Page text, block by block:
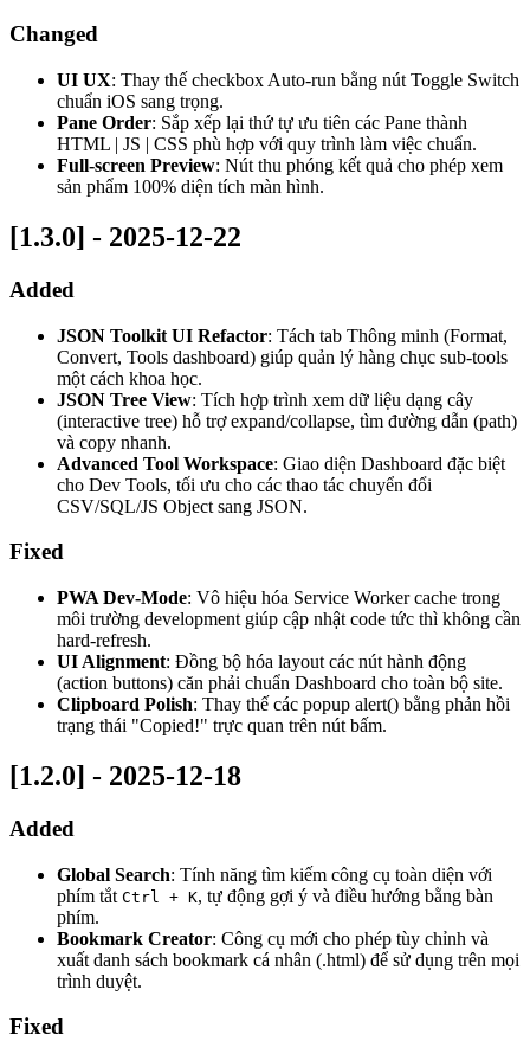
Changed
UI UX: Thay thế checkbox Auto-run bằng nút Toggle Switch
chuẩn iOS sang trọng.
Pane Order: Sắp xếp lại thứ tự ưu tiên các Pane thành
HTML | JS | CSS phù hợp với quy trình làm việc chuẩn.
Full-screen Preview: Nút thu phóng kết quả cho phép xem
sản phẩm 100% diện tích màn hình.
[1.3.0] - 2025-12-22
Added
JSON Toolkit UI Refactor: Tách tab Thông minh (Format,
Convert, Tools dashboard) giúp quản lý hàng chục sub-tools
một cách khoa học.
JSON Tree View: Tích hợp trình xem dữ liệu dạng cây
(interactive tree) hỗ trợ expand/collapse, tìm đường dẫn (path)
và copy nhanh.
Advanced Tool Workspace: Giao diện Dashboard đặc biệt
cho Dev Tools, tối ưu cho các thao tác chuyển đổi
CSV/SQL/JS Object sang JSON.
Fixed
PWA Dev-Mode: Vô hiệu hóa Service Worker cache trong
môi trường development giúp cập nhật code tức thì không cần
hard-refresh.
UI Alignment: Đồng bộ hóa layout các nút hành động
(action buttons) căn phải chuẩn Dashboard cho toàn bộ site.
Clipboard Polish: Thay thế các popup alert() bằng phản hồi
trạng thái "Copied!" trực quan trên nút bấm.
[1.2.0] - 2025-12-18
Added
Global Search: Tính năng tìm kiếm công cụ toàn diện với
phím tắt Ctrl + K, tự động gợi ý và điều hướng bằng bàn
phím.
Bookmark Creator: Công cụ mới cho phép tùy chỉnh và
xuất danh sách bookmark cá nhân (.html) để sử dụng trên mọi
trình duyệt.
Fixed